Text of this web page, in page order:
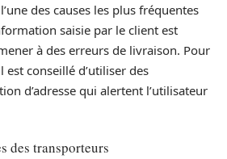
l’une des causes les plus fréquentes
saisie par le client est
à des erreurs de livraison. Pour
conseillé d’utiliser des
d’adresse qui alertent l’utilisateur
des transporteurs